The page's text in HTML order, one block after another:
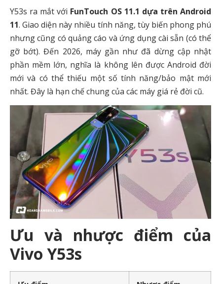
Y53s ra mắt với FunTouch OS 11.1 dựa trên Android
11. Giao diện này nhiều tính năng, tùy biến phong phú
nhưng cũng có quảng cáo và ứng dụng cài sẵn (có thể
gỡ bớt). Đến 2026, máy gần như đã dừng cập nhật
phần mềm lớn, nghĩa là không lên được Android đời
mới và có thể thiếu một số tính năng/bảo mật mới
nhất. Đây là hạn chế chung của các máy giá rẻ đời cũ.
Ưu và nhược điểm của
Vivo Y53s